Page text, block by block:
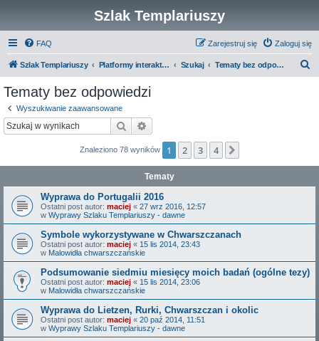
Szlak Templariuszy
FAQ Zaloguj się
Zarejestruj się
Szlak Templariuszy Platformy interaktywne Szlaku Templariuszy Szukaj Tematy bez odpowiedzi
Tematy bez odpowiedzi
Wyszukiwanie zaawansowane
Szukaj
Znaleziono 78 wyników 1 2 3 4
Tematy
Wyprawa do Portugalii 2016
Ostatni post autor: maciej « 27 wrz 2016, 12:57
w Wyprawy Szlaku Templariuszy - dawne
Symbole wykorzystywane w Chwarszczanach
Ostatni post autor: maciej « 15 lis 2014, 23:43
w Malowidła chwarszczańskie
Podsumowanie siedmiu miesięcy moich badań (ogólne tezy)
Ostatni post autor: maciej « 15 lis 2014, 23:06
w Malowidła chwarszczańskie
Wyprawa do Lietzen, Rurki, Chwarszczan i okolic
Ostatni post autor: maciej « 20 paź 2014, 11:51
w Wyprawy Szlaku Templariuszy - dawne